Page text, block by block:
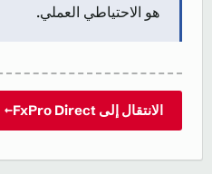
هو الاحتياطي العملي.
الانتقال إلى FxPro Direct →